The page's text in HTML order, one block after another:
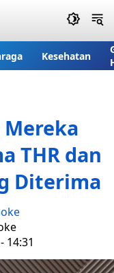
Kesehatan
Mereka
THR dan
Diterima
14:31